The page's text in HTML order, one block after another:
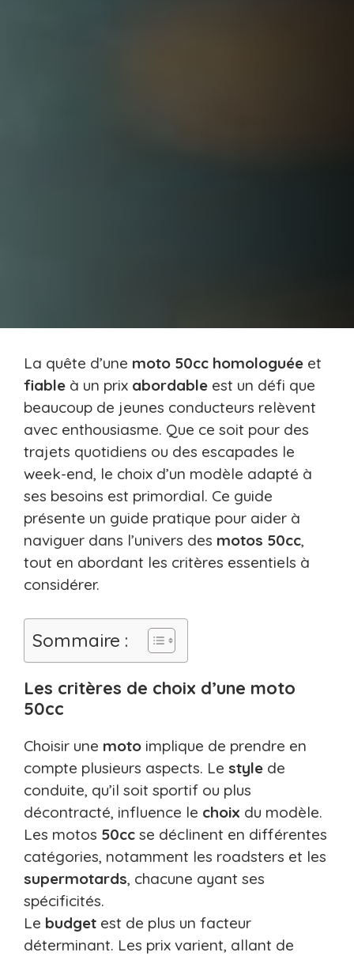
La quête d’une moto 50cc homologuée et
fiable à un prix abordable est un défi que
beaucoup de jeunes conducteurs relèvent
avec enthousiasme. Que ce soit pour des
trajets quotidiens ou des escapades le
week-end, le choix d’un modèle adapté à
ses besoins est primordial. Ce guide
présente un guide pratique pour aider à
naviguer dans l’univers des motos 50cc,
tout en abordant les critères essentiels à
considérer.
Sommaire :
Les critères de choix d’une moto
50cc
Choisir une moto implique de prendre en
compte plusieurs aspects. Le style de
conduite, qu’il soit sportif ou plus
décontracté, influence le choix du modèle.
Les motos 50cc se déclinent en différentes
catégories, notamment les roadsters et les
supermotards, chacune ayant ses
spécificités.
Le budget est de plus un facteur
déterminant. Les prix varient, allant de